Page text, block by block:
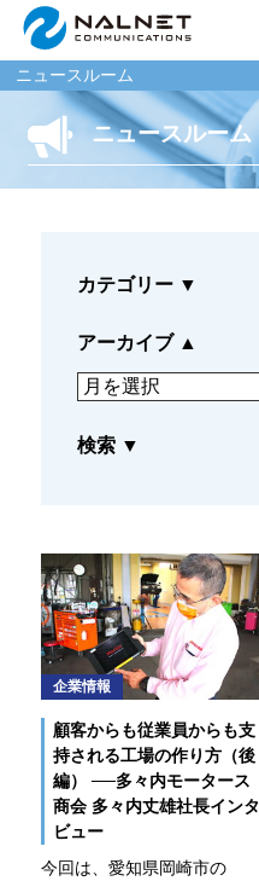
ニュースルーム
ニュースルーム
カテゴリー ▼
アーカイブ ▲
検索 ▼
企業情報
顧客からも従業員からも支
持される工場の作り方（後
編） ──多々内モータース
商会 多々内丈雄社長インタ
ビュー
今回は、愛知県岡崎市の
リース会社のお客様
自動車リース提携(LMS)
残価保証
マイカーリースサポート
車両買取
なるほどネット
緊急ロードサービス
一般企業のお客様
自動車メンテナンス受託(NMS)
自動車リース
車両買取